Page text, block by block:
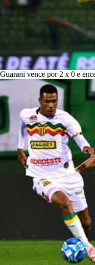
Guarani vence por 2 x 0 e